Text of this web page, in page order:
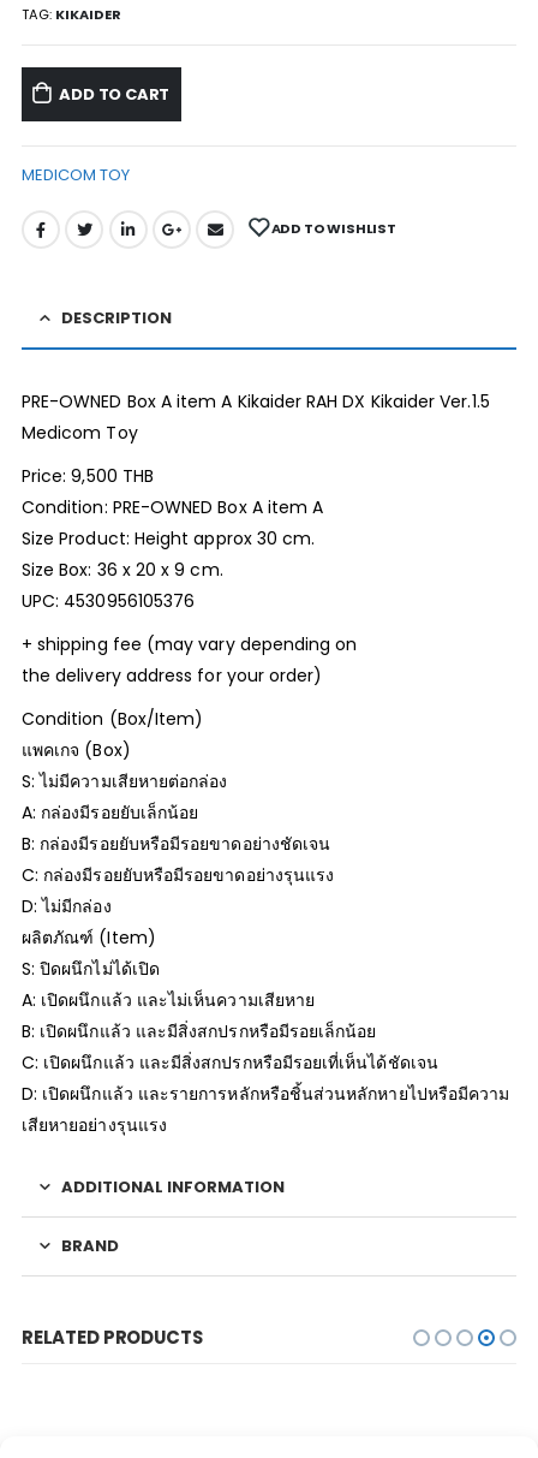
TAG: KIKAIDER
ADD TO CART
MEDICOM TOY
ADD TO WISHLIST
DESCRIPTION
PRE-OWNED Box A item A Kikaider RAH DX Kikaider Ver.1.5
Medicom Toy
Price: 9,500 THB
Condition: PRE-OWNED Box A item A
Size Product: Height approx 30 cm.
Size Box: 36 x 20 x 9 cm.
UPC: 4530956105376
+ shipping fee (may vary depending on
the delivery address for your order)
Condition (Box/Item)
แพคเกจ (Box)
S: ไม่มีความเสียหายต่อกล่อง
A: กล่องมีรอยยับเล็กน้อย
B: กล่องมีรอยยับหรือมีรอยขาดอย่างชัดเจน
C: กล่องมีรอยยับหรือมีรอยขาดอย่างรุนแรง
D: ไม่มีกล่อง
ผลิตภัณฑ์ (Item)
S: ปิดผนึกไม่ได้เปิด
A: เปิดผนึกแล้ว และไม่เห็นความเสียหาย
B: เปิดผนึกแล้ว และมีสิ่งสกปรกหรือมีรอยเล็กน้อย
C: เปิดผนึกแล้ว และมีสิ่งสกปรกหรือมีรอยเที่เห็นได้ชัดเจน
D: เปิดผนึกแล้ว และรายการหลักหรือชิ้นส่วนหลักหายไปหรือมีความ
เสียหายอย่างรุนแรง
ADDITIONAL INFORMATION
BRAND
RELATED PRODUCTS